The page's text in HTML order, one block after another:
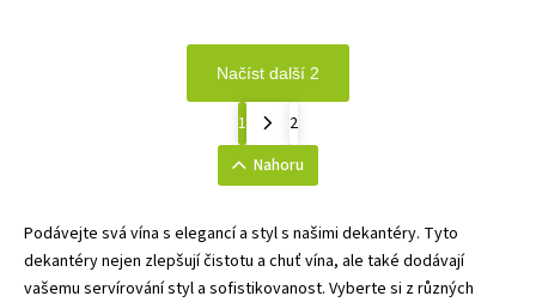
Načíst další 2
1
2
Nahoru
Podávejte svá vína s elegancí a styl s našimi dekantéry. Tyto
dekantéry nejen zlepšují čistotu a chuť vína, ale také dodávají
vašemu servírování styl a sofistikovanost. Vyberte si z různých